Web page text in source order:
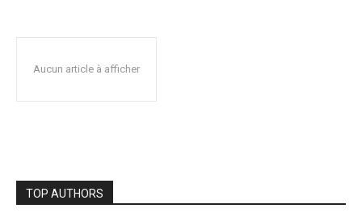
Aucun article à afficher
TOP AUTHORS